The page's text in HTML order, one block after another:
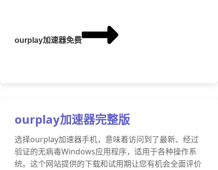
ourplay加速器免费
ourplay加速器完整版
选择ourplay加速器手机，意味着访问到了最新、经过
验证的无病毒Windows应用程序，适用于各种操作系
统。这个网站提供的下载和试用期让您有机会全面评价